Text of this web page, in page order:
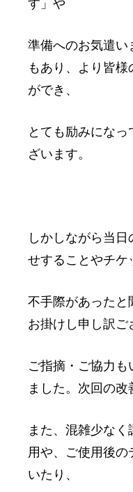
す」や
準備へのお気遣い
もあり、より皆様
ができ、
とても励みにな
ざいます。
しかしながら当
せすることやチケ
不手際があったと
お掛けし申し訳ご
ご指摘・ご協力
ました。次回の改
また、混雑少なく
用や、ご使用後
いたり、